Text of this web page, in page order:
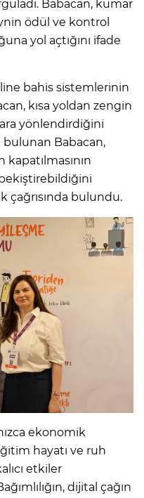
Babacan, kumar
ödül ve kontrol
yol açtığını ifade
bahis sistemlerinin
kısa yoldan zengin
yönlendirdiğini
bulunan Babacan,
kapatılmasının
çağrısında bulundu.
ekonomik
hayatı ve ruh
etkiler
dijital çağın